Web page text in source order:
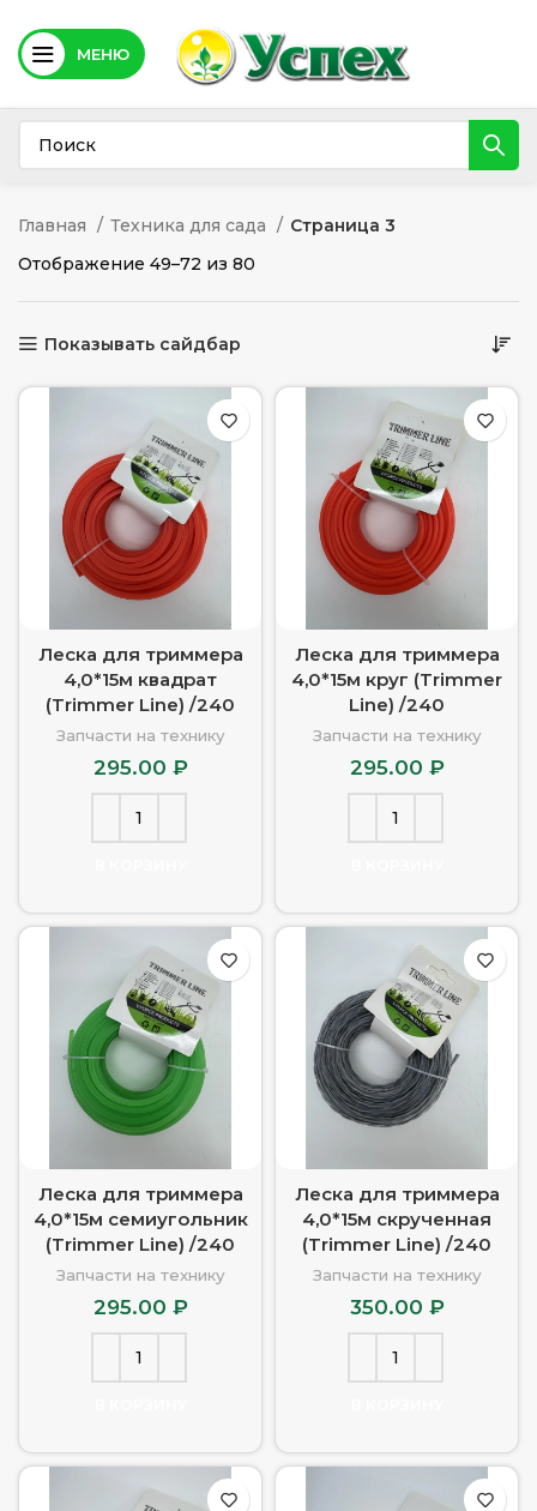
МЕНЮ
Главная Техника для сада
Страница 3
Отображение 49–72 из 80
Показывать сайдбар
Леска для триммера
4,0*15м квадрат
(Trimmer Line) /240
Запчасти на технику
295.00 ₽
Леска для триммера
4,0*15м круг (Trimmer
Line) /240
Запчасти на технику
295.00 ₽
Леска для триммера
4,0*15м семиугольник
(Trimmer Line) /240
Запчасти на технику
295.00 ₽
Леска для триммера
4,0*15м скрученная
(Trimmer Line) /240
Запчасти на технику
350.00 ₽